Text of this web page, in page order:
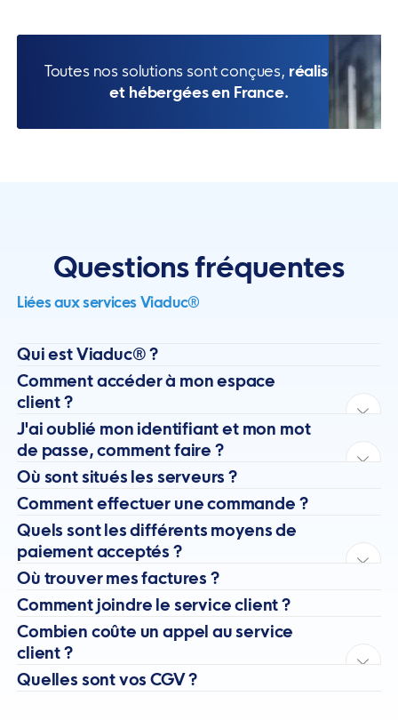
Toutes nos solutions sont conçues, réalisées
et hébergées en France.
Questions fréquentes
Liées aux services Viaduc®
Qui est Viaduc® ?
Comment accéder à mon espace
client ?
J'ai oublié mon identifiant et mon mot
de passe, comment faire ?
Où sont situés les serveurs ?
Comment effectuer une commande ?
Quels sont les différents moyens de
paiement acceptés ?
Où trouver mes factures ?
Comment joindre le service client ?
Combien coûte un appel au service
client ?
Quelles sont vos CGV ?